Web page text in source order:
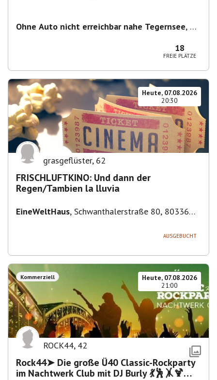
Ohne Auto nicht erreichbar nahe Tegernsee, 1
18
FREIE PLÄTZE
Heute, 07.08.2026
20:30
grasgeflüster, 62
FRISCHLUFTKINO: Und dann der
Regen/Tambien la lluvia
EineWeltHaus, Schwanthalerstraße 80, 80336
AUSGEBUCHT
Kommerziell
Heute, 07.08.2026
21:00
ROCK44, 42
Rock44➤ Die große Ü40 Classic-Rockparty
im Nachtwerk Club mit DJ Burly 💃🕺🤸🍹🍻